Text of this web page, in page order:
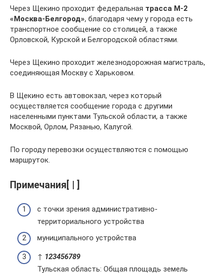
Через Щекино проходит федеральная трасса М-2
«Москва-Белгород», благодаря чему у города есть
транспортное сообщение со столицей, а также
Орловской, Курской и Белгородской областями.
Через Щекино проходит железнодорожная магистраль,
соединяющая Москву с Харьковом.
В Щекино есть автовокзал, через который
осуществляется сообщение города с другими
населенными пунктами Тульской области, а также
Москвой, Орлом, Рязанью, Калугой.
По городу перевозки осуществляются с помощью
маршруток.
Примечания[ | ]
с точки зрения административно-
территориального устройства
муниципального устройства
↑ 123456789
Тульская область: Общая площадь земель